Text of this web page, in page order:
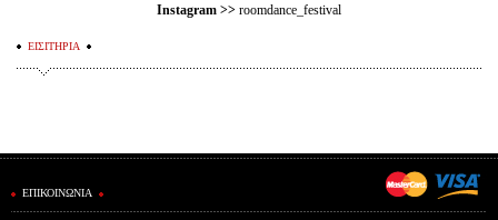
Instagram >> roomdance_festival
ΕΙΣΙΤΗΡΙΑ
ΕΠΙΚΟΙΝΩΝΙΑ